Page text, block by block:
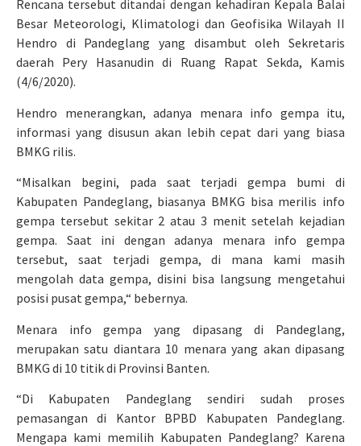
Rencana tersebut ditandai dengan kehadiran Kepala Balai
Besar Meteorologi, Klimatologi dan Geofisika Wilayah II
Hendro di Pandeglang yang disambut oleh Sekretaris
daerah Pery Hasanudin di Ruang Rapat Sekda, Kamis
(4/6/2020).
Hendro menerangkan, adanya menara info gempa itu,
informasi yang disusun akan lebih cepat dari yang biasa
BMKG rilis.
“Misalkan begini, pada saat terjadi gempa bumi di
Kabupaten Pandeglang, biasanya BMKG bisa merilis info
gempa tersebut sekitar 2 atau 3 menit setelah kejadian
gempa. Saat ini dengan adanya menara info gempa
tersebut, saat terjadi gempa, di mana kami masih
mengolah data gempa, disini bisa langsung mengetahui
posisi pusat gempa,“ bebernya.
Menara info gempa yang dipasang di Pandeglang,
merupakan satu diantara 10 menara yang akan dipasang
BMKG di 10 titik di Provinsi Banten.
“Di Kabupaten Pandeglang sendiri sudah proses
pemasangan di Kantor BPBD Kabupaten Pandeglang.
Mengapa kami memilih Kabupaten Pandeglang? Karena